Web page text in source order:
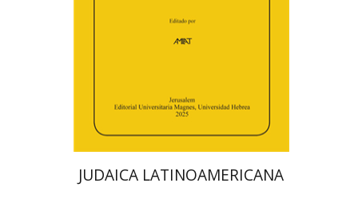
$53
$48
JUDAICA LATINOAMERICANA